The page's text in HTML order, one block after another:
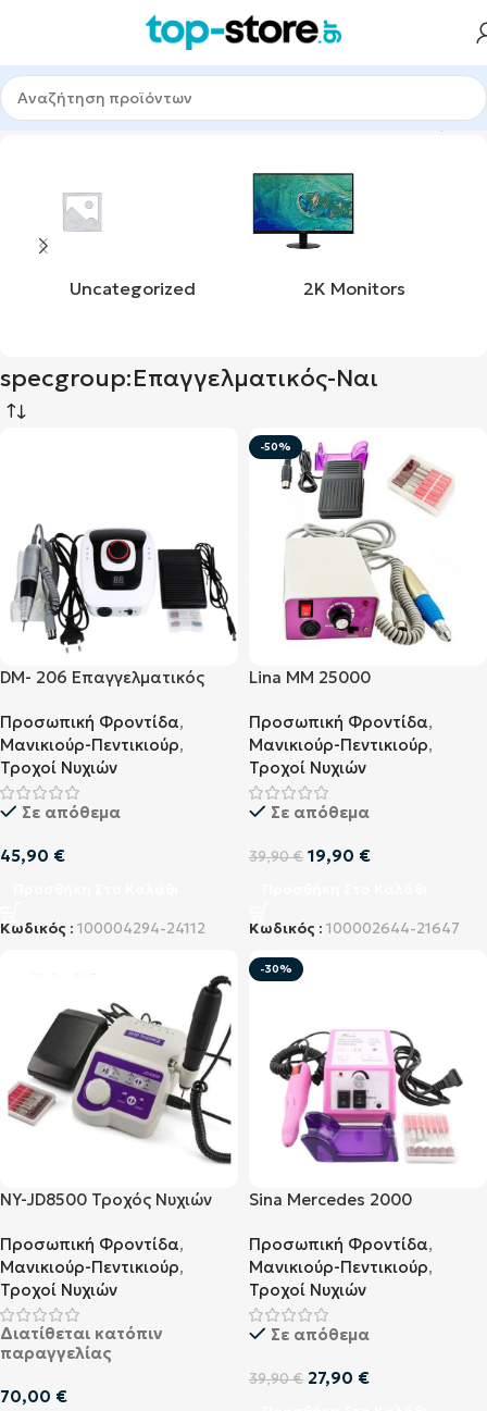
Προϊόντα με ετικέτα “specgroup:Επαγγελματικός-Ναι”
Uncategorized 2K Monitors
specgroup:Επαγγελματικός-Ναι
DM- 206 Επαγγελματικός
Προσωπική Φροντίδα,
Μανικιούρ-Πεντικιούρ,
Τροχοί Νυχιών
Σε απόθεμα
45,90 €
Κωδικός : 100004294-24112
-50%
Lina MM 25000
Νυχιών Φούξια (HF-1038A)
Προσωπική Φροντίδα,
Μανικιούρ-Πεντικιούρ,
Τροχοί Νυχιών
Σε απόθεμα
39,90€ 19,90 €
Κωδικός : 100002644-21647
NY-JD8500 Τροχός Νυχιών
Προσωπική Φροντίδα,
Μανικιούρ-Πεντικιούρ,
Τροχοί Νυχιών
Διατίθεται κατόπιν
παραγγελίας
70,00 €
-30%
Sina Mercedes 2000
Νυχιών Ροζ
Προσωπική Φροντίδα,
Μανικιούρ-Πεντικιούρ,
Τροχοί Νυχιών
Σε απόθεμα
39,90€ 27,90 €